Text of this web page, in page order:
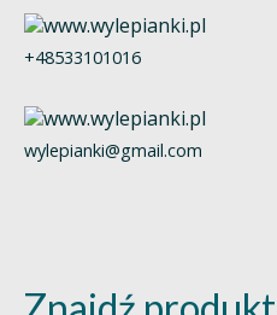
+48533101016
wylepianki@gmail.com